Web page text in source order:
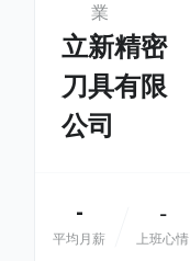
業
立新精密
刀具有限
公司
-
平均月薪
-
上班心情